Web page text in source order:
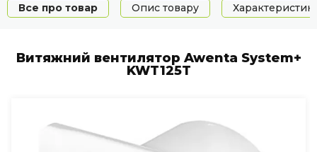
Все про товар Опис товару
Витяжний вентилятор Awenta System+
KWT125T